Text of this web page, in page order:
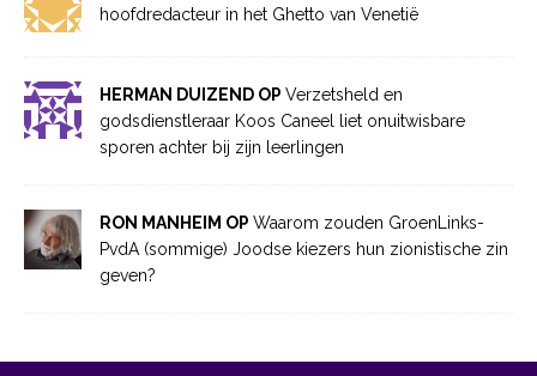
hoofdredacteur in het Ghetto van Venetië
HERMAN DUIZEND OP Verzetsheld en
godsdienstleraar Koos Caneel liet onuitwisbare
sporen achter bij zijn leerlingen
RON MANHEIM OP Waarom zouden GroenLinks-
PvdA (sommige) Joodse kiezers hun zionistische zin
geven?